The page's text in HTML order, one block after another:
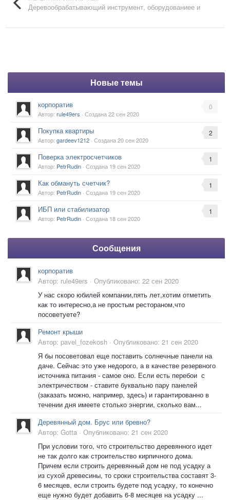
Деревообрабатывающий инструмент, оборудованиее и
Новые темы
0
корпоратив
Автор: rule49ers · Создана22 сен 2020
2
Покупка квартиры
Автор: gardeev1212 · Создана20 сен 2020
1
Поверка электросчетчиков
Автор: PetrRudin · Создана 19 сен 2020
1
Как обмануть счетчик?
Автор: PetrRudin · Создана 19 сен 2020
1
ИБП или стабилизатор
Автор: PetrRudin · Создана 18 сен 2020
Сообщения
корпоратив
Автор: rule49ers · Опубликовано: 22 сен 2020
У нас скоро юбилей компании,пять лет,хотим отметить
как то интересно,а не простым рестораном,что
посоветуете?
Ремонт крыши
Автор: pavel_fozekosh · Опубликовано: 21 сен 2020
Я бы посоветовал еще поставить солнечные панели на
даче. Сейчас это уже недорого, а в качестве резервного
источника питания - самое оно. Если есть перебои с
электричеством - ставите буквально пару панелей
(заказать можно, например, здесь) и гарантированно в
течении дня имеете столько энергии, сколько вам...
Деревянный дом. Брус или бревно?
Автор: Gotta · Опубликовано: 21 сен 2020
При условии того, что строительство деревянного идет
не так долго как строительство кирпичного дома.
Причем если строить деревянный дом не под усадку а
из сухой древесины, то сроки строительства составят 3-
6 месяцев, если строить будете под усадку, то конечно
еще нужно будет добавить 6-8 месяцев на усадку ...